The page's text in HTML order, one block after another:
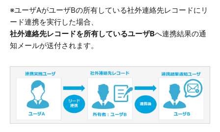
※ユーザAがユーザBの所有している社外連絡先レコードにリ
ード連携を実行した場合、
社外連絡先レコードを所有しているユーザBへ連携結果の通
知メールが送付されます。